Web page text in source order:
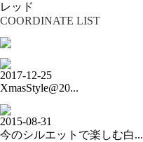
レッド
COORDINATE LIST
2017-12-25
XmasStyle@20...
2015-08-31
今のシルエットで楽しむ白...